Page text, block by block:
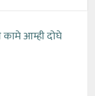
कामे आम्ही दोघे